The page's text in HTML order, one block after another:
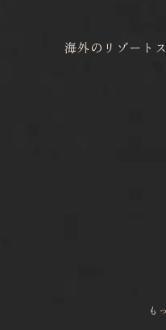
海外のリゾート
も